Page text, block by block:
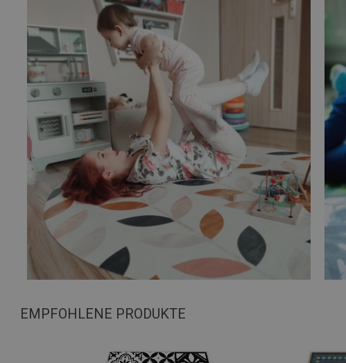
EMPFOHLENE PRODUKTE